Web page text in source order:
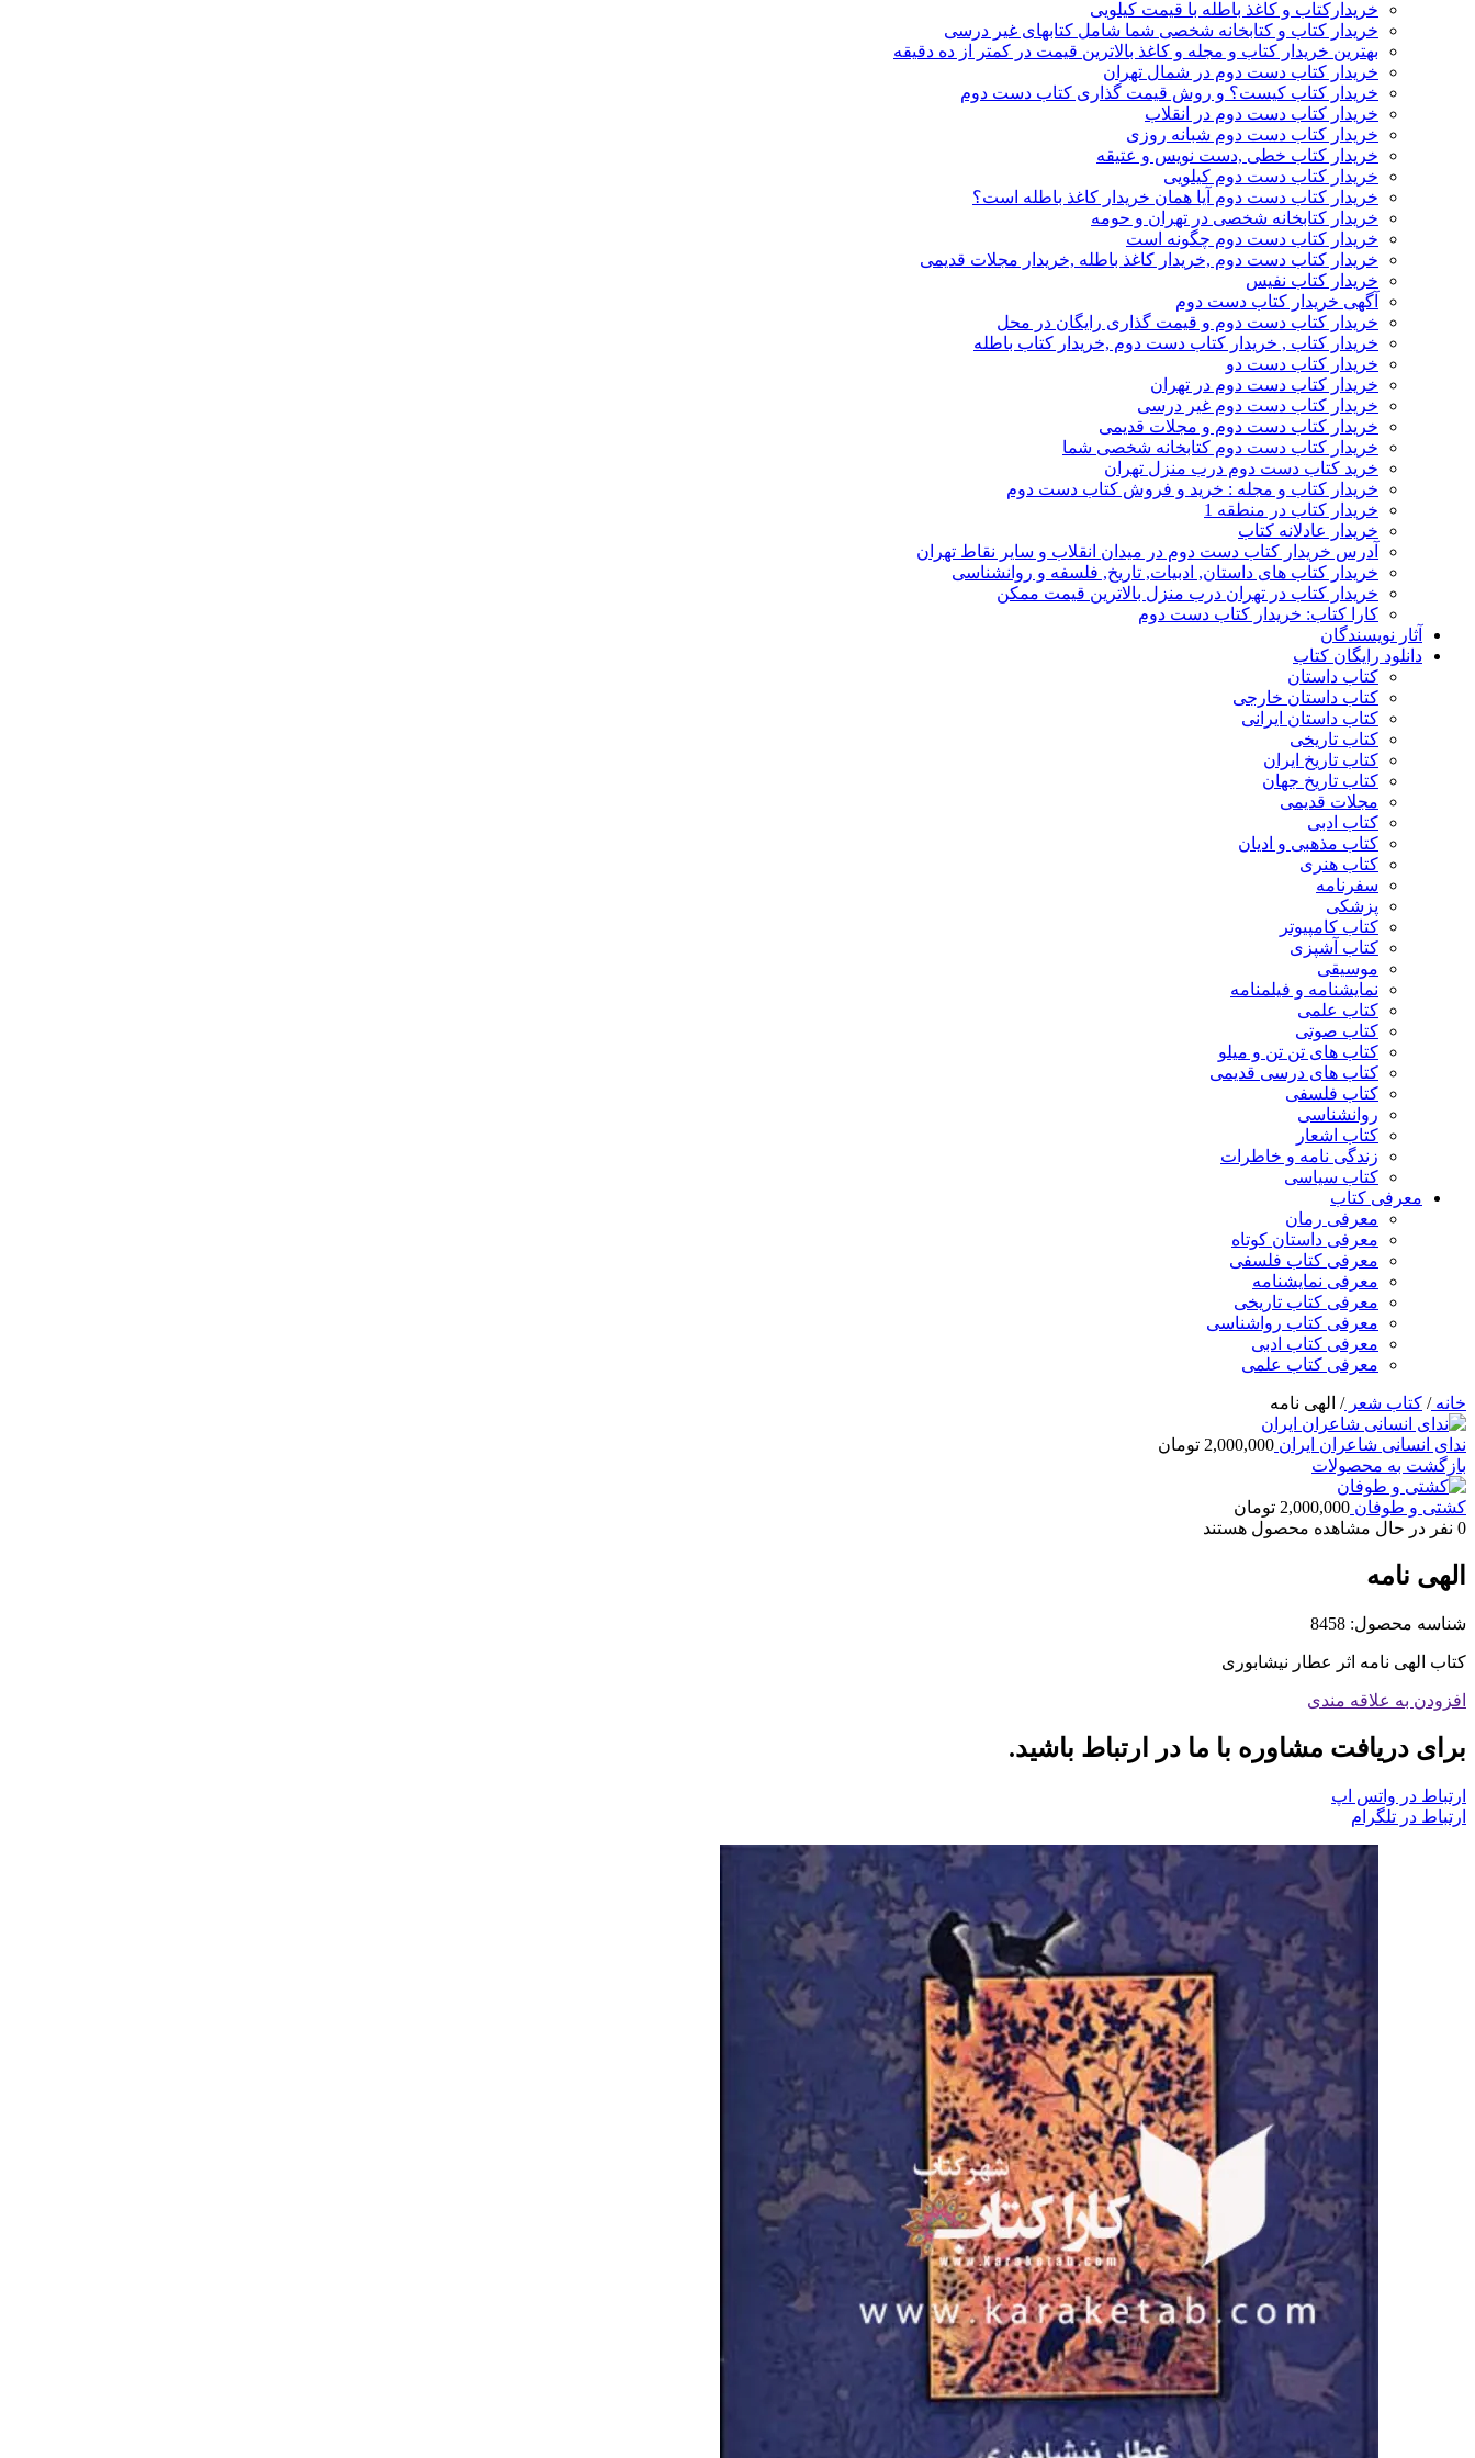
خریدارکتاب و کاغذ باطله با قیمت کیلویی
خریدار کتاب و کتابخانه شخصی شما شامل کتابهای غیر درسی
بهترین خریدار کتاب و مجله و کاغذ بالاترین قیمت در کمتر از ده دقیقه
خریدار کتاب دست دوم در شمال تهران
خریدار کتاب کیست؟ و روش قیمت گذاری کتاب دست دوم
خریدار کتاب دست دوم در انقلاب
خریدار کتاب دست دوم شبانه روزی
خریدار کتاب خطی ,دست نویس و عتیقه
خریدار کتاب دست دوم کیلویی
خریدار کتاب دست دوم آیا همان خریدار کاغذ باطله است؟
خریدار کتابخانه شخصی در تهران و حومه
خریدار کتاب دست دوم چگونه است
خریدار کتاب دست دوم ,خریدار کاغذ باطله ,خریدار مجلات قدیمی
خریدار کتاب نفیس
آگهی خریدار کتاب دست دوم
خریدار کتاب دست دوم و قیمت گذاری رایگان در محل
خریدار کتاب , خریدار کتاب دست دوم ,خریدار کتاب باطله
خریدار کتاب دست دو
خریدار کتاب دست دوم در تهران
خریدار کتاب دست دوم غیر درسی
خریدار کتاب دست دوم و مجلات قدیمی
خریدار کتاب دست دوم کتابخانه شخصی شما
خرید کتاب دست دوم درب منزل تهران
خریدار کتاب و مجله : خرید و فروش کتاب دست دوم
خریدار کتاب در منطقه 1
خریدار عادلانه کتاب
آدرس خریدار کتاب دست دوم در میدان انقلاب و سایر نقاط تهران
خریدار کتاب های داستان, ادبیات, تاریخ, فلسفه و روانشناسی
خریدار کتاب در تهران درب منزل بالاترین قیمت ممکن
کارا کتاب: خریدار کتاب دست دوم
آثار نویسندگان
دانلود رایگان کتاب
کتاب داستان
کتاب داستان خارجی
کتاب داستان ایرانی
کتاب تاریخی
کتاب تاریخ ایران
کتاب تاریخ جهان
مجلات قدیمی
کتاب ادبی
کتاب مذهبی و ادیان
کتاب هنری
سفرنامه
پزشکی
کتاب کامپیوتر
کتاب آشپزی
موسیقی
نمایشنامه و فیلمنامه
کتاب علمی
کتاب صوتی
کتاب های تن تن و میلو
کتاب های درسی قدیمی
کتاب فلسفی
روانشناسی
کتاب اشعار
زندگی نامه و خاطرات
کتاب سیاسی
معرفی کتاب
معرفی رمان
معرفی داستان کوتاه
معرفی کتاب فلسفی
معرفی نمایشنامه
معرفی کتاب تاریخی
معرفی کتاب رواشناسی
معرفی کتاب ادبی
معرفی کتاب علمی
خانه/ کتاب شعر/ الهی نامه
ندای انسانی شاعران ایران 2,000,000 تومان
بازگشت به محصولات
کشتی و طوفان 2,000,000 تومان
0 نفر در حال مشاهده محصول هستند
الهی نامه
شناسه محصول: 8458
کتاب الهی نامه اثر عطار نیشابوری
افزودن به علاقه مندی
برای دریافت مشاوره با ما در ارتباط باشید.
ارتباط در واتس اپ
ارتباط در تلگرام